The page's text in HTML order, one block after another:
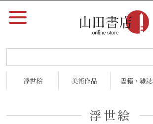
浮世絵 美術作品 書籍・雑誌
浮世絵